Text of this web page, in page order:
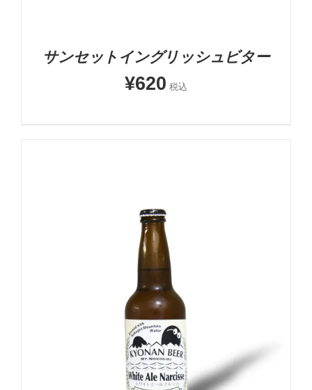
サンセットイングリッシュビター
¥620 税込
お買い物カゴに追加
詳細